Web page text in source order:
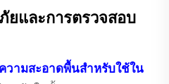
ยและการตรวจสอบ
วามสะอาดพื้นสำหรับใช้ใน